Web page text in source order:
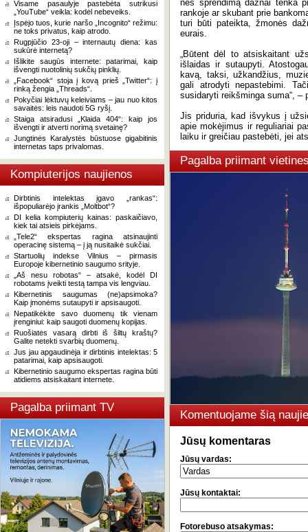
Visame pasaulyje pastebėta sutrikusi
„YouTube“ veikla: kodėl nebeveiks.
Įspėjo tuos, kurie naršo „Incognito“ režimu:
ne toks privatus, kaip atrodo.
Rugpjūčio 23-oji – internautų diena: kas
sukūrė internetą?
Išlikite saugūs internete: patarimai, kaip
išvengti nuotolinių sukčių pinklių.
„Facebook“ stoja į kovą prieš „Twitter“: į
rinką žengia „Threads“.
Pokyčiai lėktuvų keleiviams – jau nuo kitos
savaitės: leis naudoti 5G ryšį.
Staiga atsiradusi „Klaida 404“: kaip jos
išvengti ir atverti norimą svetainę?
Jungtinės Karalystės būstuose gigabitinis
internetas taps privalomas.
Kompiuterijos naujienos
Dirbtinis intelektas įgavo „rankas“:
išpopuliarėjo įrankis „Moltbot“?
DI kelia kompiuterių kainas: paskaičiavo,
kiek tai atsieis pirkėjams.
„Tele2“ ekspertas ragina atsinaujinti
operacinę sistemą – į ją nusitaikė sukčiai.
Startuolių indekse Vilnius – pirmasis
Europoje kibernetinio saugumo srityje.
„Aš nesu robotas“ – atsakė, kodėl DI
robotams įveikti testą tampa vis lengviau.
Kibernetinis saugumas (ne)apsimoka?
Kaip įmonėms sutaupyti ir apsisaugoti.
Nepatikėkite savo duomenų tik vienam
įrenginiui: kaip saugoti duomenų kopijas.
Ruošiatės vasarą dirbti iš šiltų kraštų?
Galite netekti svarbių duomenų.
Jus jau apgaudinėja ir dirbtinis intelektas: 5
patarimai, kaip apsisaugoti.
Kibernetinio saugumo ekspertas ragina būti
atidiems atsiskaitant internete.
Pagalba priimant TV
nes sprendimą dažnai tenka
rankoje ar skubant prie
turi būti pateikta, žmonės
eurais.
„Būtent dėl to atsiskaitant
išlaidas ir sutaupyti.
kavą, taksi, užkandžius,
gali atrodyti nepastebimi.
susidaryti reikšminga suma“, –
Jis priduria, kad išvykus į
apie mokėjimus ir reguliariai
laiku ir greičiau pastebėti, jei
Pagalba priimant
Komentuojame šią
Jūsų komentaras
Jūsų vardas:
Jūsų kontaktai:
Fotorebuso atsakymas: